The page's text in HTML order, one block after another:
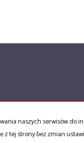
naszych serwisów
tej strony bez zmian